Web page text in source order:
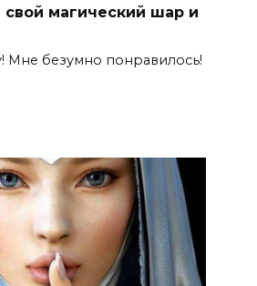
свой магический шар и
Мне безумно понравилось!